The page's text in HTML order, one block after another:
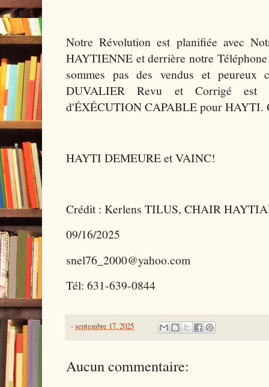
Notre Révolution est planifiée avec
HAYTIENNE et derrière notre
sommes pas des vendus et peureux
DUVALIER Revu et Corrigé
d'ÉXÉCUTION CAPABLE pour HAYTI.
HAYTI DEMEURE et VAINC!
Crédit : Kerlens TILUS, CHAIR
09/16/2025
snel76_2000@yahoo.com
Tél: 631-639-0844
-septembre 17, 2025
Aucun commentaire: